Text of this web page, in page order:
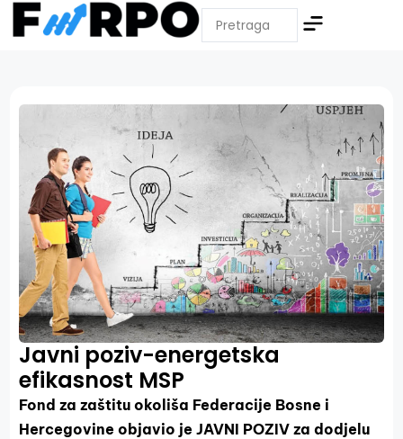
Javni poziv-energetska
efikasnost MSP
Fond za zaštitu okoliša Federacije Bosne i
Hercegovine objavio je JAVNI POZIV za dodjelu